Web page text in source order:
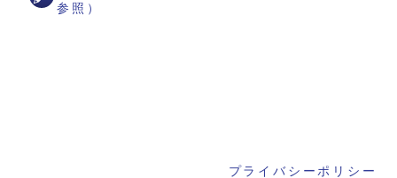
参照）
プライバシーポリシー